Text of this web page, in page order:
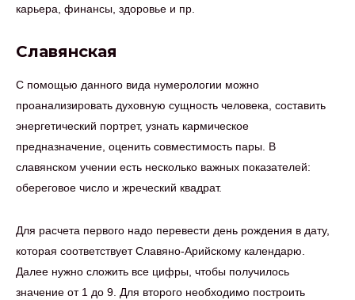
карьера, финансы, здоровье и пр.
Славянская
С помощью данного вида нумерологии можно
проанализировать духовную сущность человека, составить
энергетический портрет, узнать кармическое
предназначение, оценить совместимость пары. В
славянском учении есть несколько важных показателей:
обереговое число и жреческий квадрат.
Для расчета первого надо перевести день рождения в дату,
которая соответствует Славяно-Арийскому календарю.
Далее нужно сложить все цифры, чтобы получилось
значение от 1 до 9. Для второго необходимо построить